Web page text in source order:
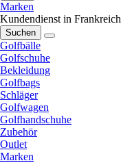
Marken
Kundendienst in Frankreich
Suchen
Golfbälle
Golfschuhe
Bekleidung
Golfbags
Schläger
Golfwagen
Golfhandschuhe
Zubehör
Outlet
Marken